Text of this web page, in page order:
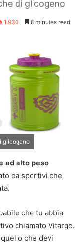
di glicogeno
1.930 8 minutes read
glicogeno
ad alto peso
da sportivi che
che tu abbia
chiamato Vitargo.
che devi